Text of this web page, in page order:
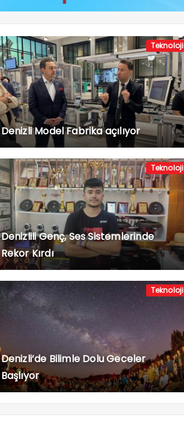
Teknoloji
Denizli Model Fabrika açılıyor
Teknoloji
Denizlili Genç, Ses Sistemlerinde
Rekor Kırdı
Teknoloji
Denizli’de Bilimle Dolu Geceler
Başlıyor